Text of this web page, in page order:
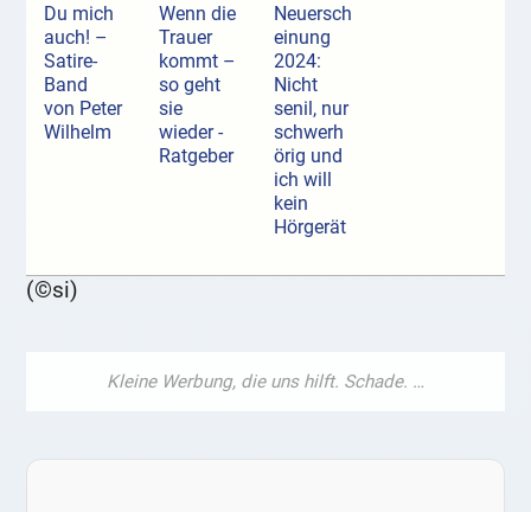
Du mich
auch! –
Satire-
Band
von Peter
Wilhelm
Wenn die
Trauer
kommt –
so geht
sie
wieder -
Ratgeber
Neuersch
einung
2024:
Nicht
senil, nur
schwerh
örig und
ich will
kein
Hörgerät
(©si)